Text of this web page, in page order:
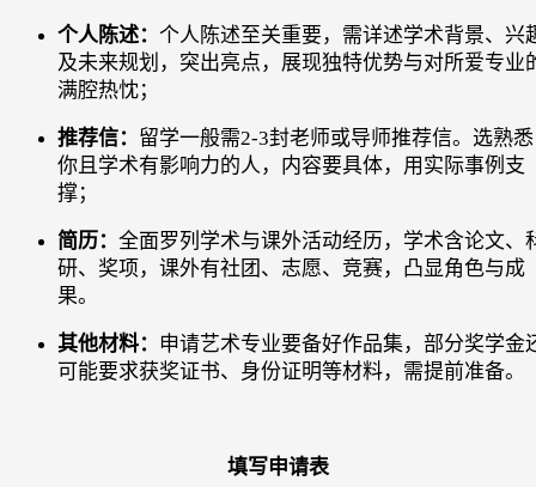
个人陈述： 个人陈述至关重要，需详述学术背景、兴
及未来规划，突出亮点，展现独特优势与对所爱专业
满腔热忱；
推荐信： 留学一般需2-3封老师或导师推荐信。选熟悉
你且学术有影响力的人，内容要具体，用实际事例支
撑；
简历： 全面罗列学术与课外活动经历，学术含论文、
研、奖项，课外有社团、志愿、竞赛，凸显角色与成
果。
其他材料： 申请艺术专业要备好作品集，部分奖学金
可能要求获奖证书、身份证明等材料，需提前准备。
填写申请表